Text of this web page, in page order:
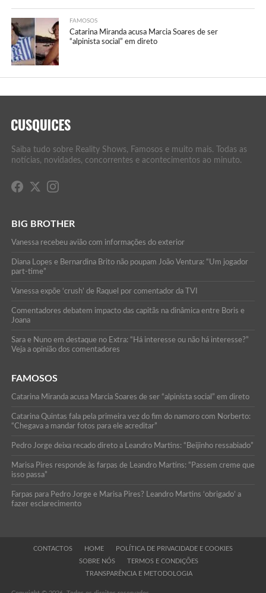
FAMOSOS
Catarina Miranda acusa Marcia Soares de ser
“alpinista social” em direto
Saiba tudo sobre Reality Shows, Famosos e muito mais. Todas as
notícias, novidades, concorrentes e acontecimentos ao minuto.
BIG BROTHER
Vanessa recebeu avião com informações do exterior
Diana Lopes e Bernardina Brito não poupam João Ventura: “Um jogador
part-time”
Vanessa expõe ‘crush’ de Raquel por comentador da TVI
Comentadores debatem impacto das capitãs na dinâmica entre Boris e
Joana
Sara e Nuno em destaque no Extra: “Há interesse ou não há interesse?”
Veja a opinião dos comentadores
FAMOSOS
Catarina Miranda acusa Marcia Soares de ser “alpinista social” em direto
Catarina Quintas fala pela primeira vez do fim do namoro com Norberto:
“Chegava a mandar fotos para ele acreditar”
Pedro Jorge deixa recado direto a Leandro Martins: “Beijinho ressabiado”
Marisa Pires responde às farpas de Leandro Martins: “Passem creme que
isso passa”
Farpas para Pedro Jorge e Marisa Pires? Leandro Martins ‘obrigado’ a
fazer esclarecimento
CONTACTOS HOME
POLÍTICA DE PRIVACIDADE E COOKIES
SOBRE NÓS
TERMOS E CONDIÇÕES
TRANSPARÊNCIA E METODOLOGIA